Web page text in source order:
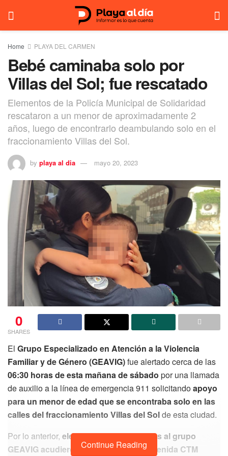
Home PLAYA DEL CARMEN
Bebé caminaba solo por
Villas del Sol; fue rescatado
Elementos de la Policía Municipal de Solidaridad
rescataron a un menor de aproximadamente 2
años, luego de encontrarlo deambulando solo en el
fraccionamiento Villas del Sol.
by playa al dia mayo 20, 2023
0
SHARES
El Grupo Especializado en Atención a la Violencia
Familiar y de Género (GEAVIG)fue alertado cerca de las
06:30 horas de esta mañana de sábado por una llamada
de auxilio a la línea de emergencia 911 solicitandoapoyo
para un menor de edad que se encontraba solo en las
calles del fraccionamiento Villas del Solde esta ciudad.
Por lo anterior, elementos pertenecientes al grupo
GEAVIG acudieron rápidamente a la avenida CTM
Continue Reading